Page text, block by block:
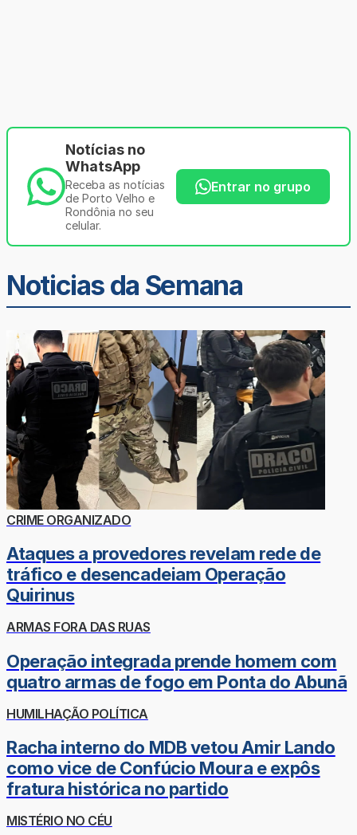
Notícias no
WhatsApp
Receba as notícias
de Porto Velho e
Rondônia no seu
celular.
Entrar no grupo
Noticias da Semana
CRIME ORGANIZADO
Ataques a provedores revelam rede de
tráfico e desencadeiam Operação
Quirinus
ARMAS FORA DAS RUAS
Operação integrada prende homem com
quatro armas de fogo em Ponta do Abunã
HUMILHAÇÃO POLÍTICA
Racha interno do MDB vetou Amir Lando
como vice de Confúcio Moura e expôs
fratura histórica no partido
MISTÉRIO NO CÉU